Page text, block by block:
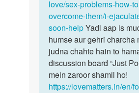
love/sex-problems-how-
overcome-them/i-
soon-helpYadi aap is
humse aur gehri charcha
judna chahte hain to
discussion board “Just
mein zaroor shamil ho!
https://lovematters.in/en/